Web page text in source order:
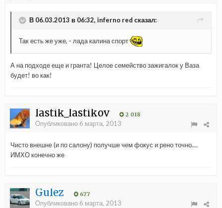
В 06.03.2013 в 06:32, inferno red сказал:
Так есть же уже, - лада калина спорт
А на подходе еще и гранта! Целое семейство зажигалок у Ваза
будет! во как!
lastik_lastikov 2 018
Опубликовано 6 марта, 2013
Чисто внешне (и по салону) получше чем фокус и рено точно....
ИМХО конечно же
Gulez 677
Опубликовано 6 марта, 2013